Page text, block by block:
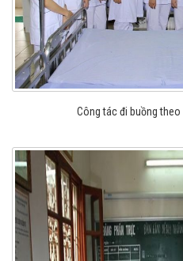
Công tác đi buồng